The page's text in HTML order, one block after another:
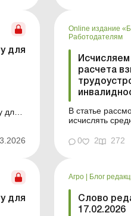
оформлять
вступления в
для
для
Online издание
Работодателям
расчета
В статье
исчислять
поддержание
01.01.2026
выполнения
0 2 272
для
Агро | Блог
Слово
17.02.2026